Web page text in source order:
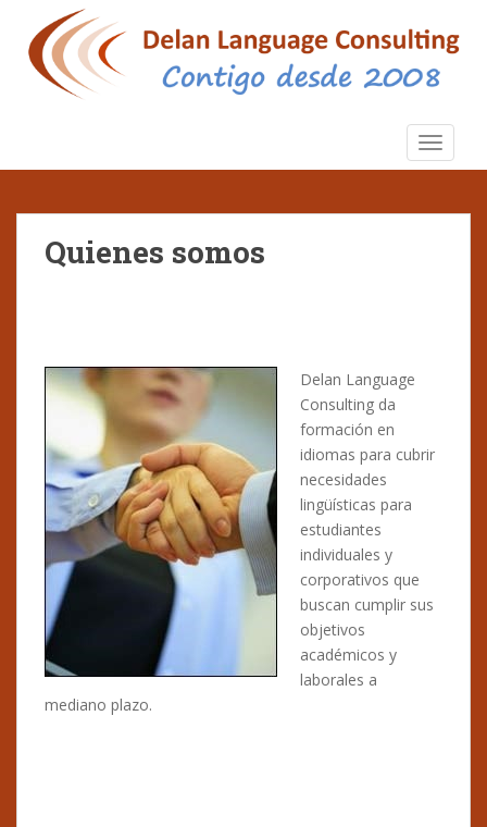
Quienes somos
Delan Language
Consulting da
formación en
idiomas para cubrir
necesidades
lingüísticas para
estudiantes
individuales y
corporativos que
buscan cumplir sus
objetivos
académicos y
laborales a
mediano plazo.